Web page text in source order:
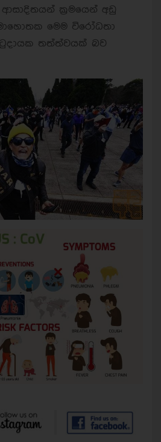
ආසාදිතයන් ක්‍රමයෙන් අඩු
මෙම විරෝධතා
තත්ත්වයක් බව